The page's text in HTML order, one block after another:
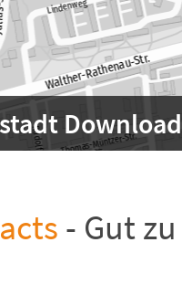
- Gut